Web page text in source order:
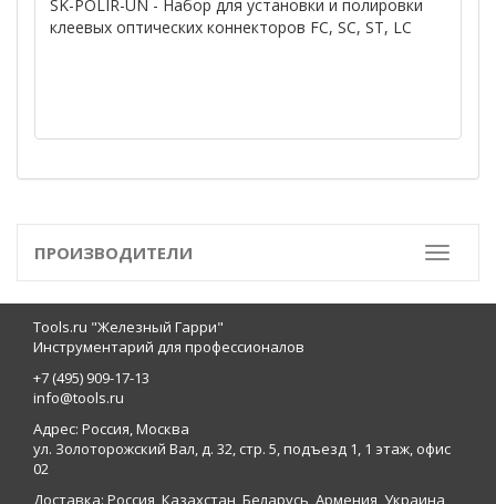
SK-POLIR-UN - Набор для установки и полировки
клеевых оптических коннекторов FC, SC, ST, LC
Toggle
ПРОИЗВОДИТЕЛИ
Tools.ru "Железный Гарри"
Инструментарий для профессионалов
+7 (495) 909-17-13
info@tools.ru
Адрес: Россия, Москва
ул. Золоторожский Вал, д. 32, стр. 5, подъезд 1, 1 этаж, офис
02
Доставка: Россия, Казахстан, Беларусь, Армения, Украина,